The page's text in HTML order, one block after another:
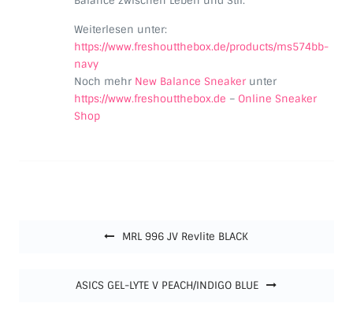
Weiterlesen unter:
https://www.freshoutthebox.de/products/ms574bb-
navy
Noch mehr New Balance Sneakerunter
https://www.freshoutthebox.de – Online Sneaker
Shop
MRL 996 JV Revlite BLACK
ASICS GEL-LYTE V PEACH/INDIGO BLUE